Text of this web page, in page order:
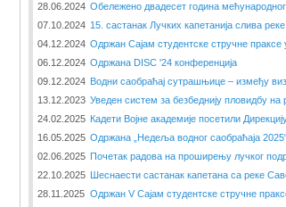
28.06.2024 Обележено двадесет година
07.10.2024 15. састанак Лучких капетанија слива
04.12.2024 Одржан Сајам студентске стручне праксе
06.12.2024 Одржана DISC '24 конференција
09.12.2024 Водни саобраћај сутрашњице – између
13.12.2023 Уведен систем за безбеднију пловидбу на
24.02.2025 Кадети Војне академије посетили
16.05.2025 Одржана „Недеља водног саобраћаја
02.06.2025 Почетак радова на проширењу лучког
22.10.2025 Шеснаести састанак капетана са реке
28.11.2025 Одржан V Сајам студентске стручне